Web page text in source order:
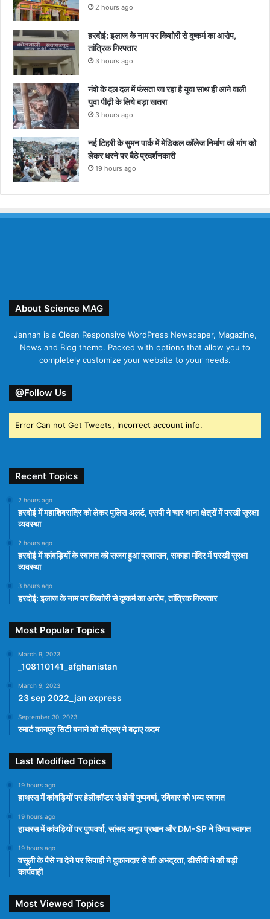
2 hours ago
हरदोई: इलाज के नाम पर किशोरी से दुष्कर्म का आरोप,
तांत्रिक गिरफ्तार
3 hours ago
नंशे के दल दल में फंसता जा रहा है युवा साथ ही आने वाली
युवा पीढ़ी के लिये बड़ा खतरा
3 hours ago
नई टिहरी के सुमन पार्क में मेडिकल कॉलेज निर्माण की मांग को
लेकर धरने पर बैठे प्रदर्शनकारी
19 hours ago
About Science MAG
Jannah is a Clean Responsive WordPress Newspaper, Magazine,
News and Blog theme. Packed with options that allow you to
completely customize your website to your needs.
@Follow Us
Error Can not Get Tweets, Incorrect account info.
Recent Topics
2 hours ago
हरदोई में महाशिवरात्रि को लेकर पुलिस अलर्ट, एसपी ने चार थाना क्षेत्रों में परखी सुरक्षा
व्यवस्था
2 hours ago
हरदोई में कांवड़ियों के स्वागत को सजग हुआ प्रशासन, सकाहा मंदिर में परखी सुरक्षा
व्यवस्था
3 hours ago
हरदोई: इलाज के नाम पर किशोरी से दुष्कर्म का आरोप, तांत्रिक गिरफ्तार
Most Popular Topics
March 9, 2023
_108110141_afghanistan
March 9, 2023
23 sep 2022_jan express
September 30, 2023
स्मार्ट कानपुर सिटी बनाने को सीएसए ने बढ़ाए कदम
Last Modified Topics
19 hours ago
हाथरस में कांवड़ियों पर हेलीकॉप्टर से होगी पुष्पवर्षा, रविवार को भव्य स्वागत
19 hours ago
हाथरस में कांवड़ियों पर पुष्पवर्षा, सांसद अनूप प्रधान और DM-SP ने किया स्वागत
19 hours ago
वसूली के पैसे ना देने पर सिपाही ने दुकानदार से की अभद्रता, डीसीपी ने की बड़ी
कार्यवाही
Most Viewed Topics